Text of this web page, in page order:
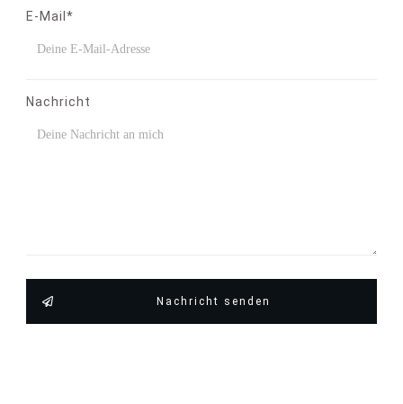
E-Mail*
Nachricht
Nachricht senden